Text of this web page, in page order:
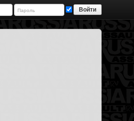
Войти